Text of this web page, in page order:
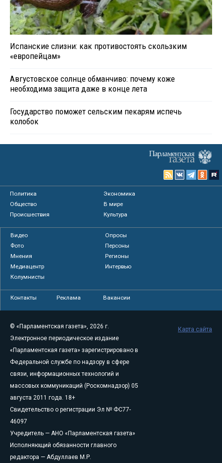
Испанские слизни: как противостоять скользким
«европейцам»
Августовское солнце обманчиво: почему коже
необходима защита даже в конце лета
Государство поможет сельским пекарям испечь
колобок
Политика
Экономика
Общество
В мире
Происшествия
Культура
Видео
Опросы
Фото
Персоны
Мнения
Регионы
Медиацентр
Интервью
Колумнисты
Контакты Реклама Вакансии
© «Парламентская газета», 2026 г.
Электронное периодическое издание
«Парламентская газета» зарегистрировано в
Федеральной службе по надзору в сфере
связи, информационных технологий и
массовых коммуникаций (Роскомнадзор) 05
августа 2011 года. 18+
Свидетельство о регистрации Эл № ФС77-
46097
Учредитель — АНО «Парламентская газета»
Исполняющий обязанности главного
редактора — Абдуллаев М.Р.
Карта сайта